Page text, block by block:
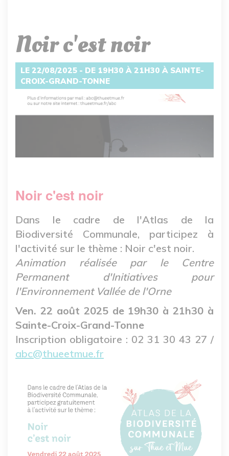
Noir c'est noir
LE 22/08/2025 - DE 19H30 À 21H30 À SAINTE-
CROIX-GRAND-TONNE
Noir c'est noir
Dans le cadre de l'Atlas de la
Biodiversité Communale, participez à
l'activité sur le thème : Noir c'est noir.
Animation réalisée par le Centre
Permanent d'Initiatives pour
l'Environnement Vallée de l'Orne
Ven. 22 août 2025 de 19h30 à 21h30 à
Sainte-Croix-Grand-Tonne
Inscription obligatoire : 02 31 30 43 27 /
abc@thueetmue.fr